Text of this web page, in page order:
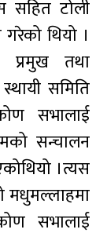
सहित टोली
थियो ।
प्रमुख तथा
स्थायी समिति
सभालाई
सन्चालन
।त्यस
मधुमल्लाहमा
सभालाई